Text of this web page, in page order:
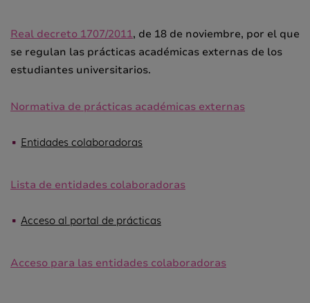
Real decreto 1707/2011, de 18 de noviembre, por el que
se regulan las prácticas académicas externas de los
estudiantes universitarios.
Normativa de prácticas académicas externas
Entidades colaboradoras
Lista de entidades colaboradoras
Acceso al portal de prácticas
Acceso para las entidades colaboradoras